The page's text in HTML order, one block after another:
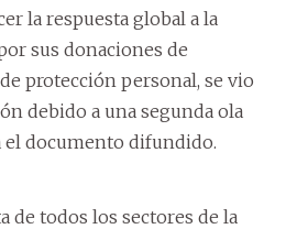
la respuesta global a la
sus donaciones de
protección personal, se vio
debido a una segunda ola
el documento difundido.
de todos los sectores de la